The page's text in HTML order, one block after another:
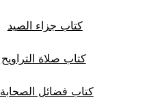
كتاب جزاء الصيد
كتاب صلاة التراويح
كتاب فضائل الصحابة